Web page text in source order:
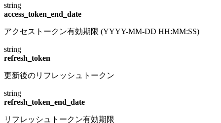
string
access_token_end_date
アクセストークン有効期限 (YYYY-MM-DD HH:MM:SS)
string
refresh_token
更新後のリフレッシュトークン
string
refresh_token_end_date
リフレッシュトークン有効期限